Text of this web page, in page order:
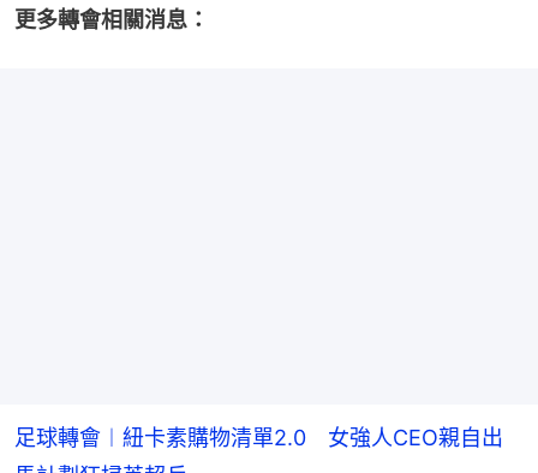
更多轉會相關消息：
足球轉會︱紐卡素購物清單2.0 女強人CEO親自出